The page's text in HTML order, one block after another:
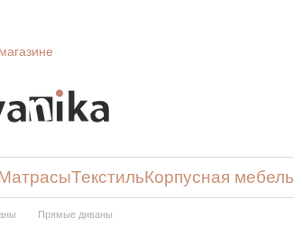
ТекстильКорпусная мебель
Прямые диваны